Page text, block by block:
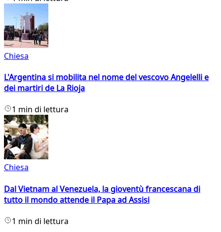
Chiesa
L'Argentina si mobilita nel nome del vescovo Angelelli e
dei martiri de La Rioja
1 min di lettura
Chiesa
Dal Vietnam al Venezuela, la gioventù francescana di
tutto il mondo attende il Papa ad Assisi
1 min di lettura